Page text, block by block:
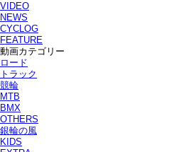
VIDEO
NEWS
CYCLOG
FEATURE
動画カテゴリー
ロード
トラック
競輪
MTB
BMX
OTHERS
銀輪の風
KIDS